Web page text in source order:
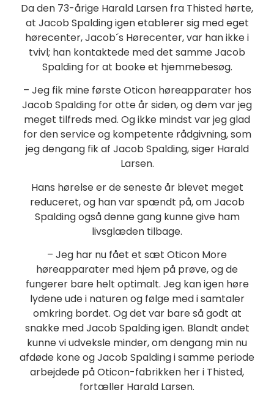
Da den 73-årige Harald Larsen fra Thisted hørte,
at Jacob Spalding igen etablerer sig med eget
hørecenter, Jacob´s Hørecenter, var han ikke i
tvivl; han kontaktede med det samme Jacob
Spalding for at booke et hjemmebesøg.
– Jeg fik mine første Oticon høreapparater hos
Jacob Spalding for otte år siden, og dem var jeg
meget tilfreds med. Og ikke mindst var jeg glad
for den service og kompetente rådgivning, som
jeg dengang fik af Jacob Spalding, siger Harald
Larsen.
Hans hørelse er de seneste år blevet meget
reduceret, og han var spændt på, om Jacob
Spalding også denne gang kunne give ham
livsglæden tilbage.
– Jeg har nu fået et sæt Oticon More
høreapparater med hjem på prøve, og de
fungerer bare helt optimalt. Jeg kan igen høre
lydene ude i naturen og følge med i samtaler
omkring bordet. Og det var bare så godt at
snakke med Jacob Spalding igen. Blandt andet
kunne vi udveksle minder, om dengang min nu
afdøde kone og Jacob Spalding i samme periode
arbejdede på Oticon-fabrikken her i Thisted,
fortæller Harald Larsen.